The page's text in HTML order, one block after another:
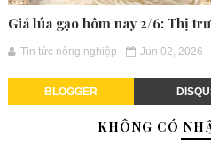
Giá lúa gạo hôm nay 2/6: Thị
Tin tức nông nghiệp Jun 02, 2026
BLOGGER
KHÔNG CÓ